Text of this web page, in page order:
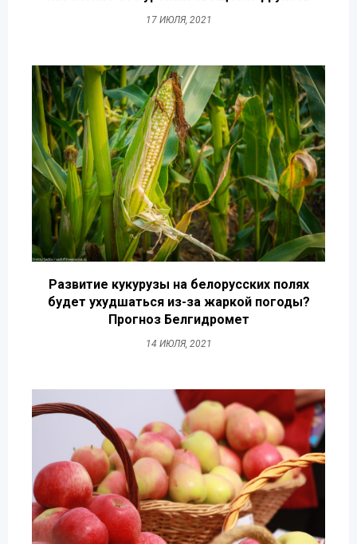
17 ИЮЛЯ, 2021
Развитие кукурузы на белорусских полях
будет ухудшаться из-за жаркой погоды?
Прогноз Белгидромет
14 ИЮЛЯ, 2021